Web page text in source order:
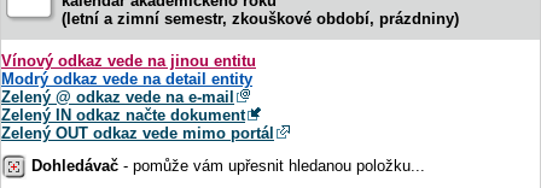
(letní a zimní semestr, zkouškové období, prázdniny)
Vínový odkaz vede na jinou entitu
Modrý odkaz vede na detail entity
Zelený @ odkaz vede na e-mail
Zelený IN odkaz načte dokument
Zelený OUT odkaz vede mimo portál
Dohledávač - pomůže vám upřesnit hledanou položku...